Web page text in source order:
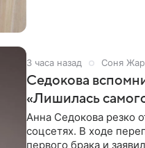
3 часа назад Соня
Седокова
«Лишилась
Анна Седокова резко
соцсетях. В ходе
первого брака и